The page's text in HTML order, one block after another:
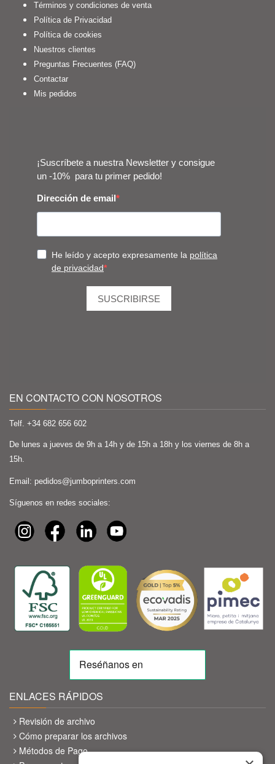
Términos y condiciones de venta
Política de Privacidad
Política de cookies
Nuestros clientes
Preguntas Frecuentes (FAQ)
Contactar
Mis pedidos
EN CONTACTO CON NOSOTROS
Telf. +34 682 656 602
De lunes a jueves de 9h a 14h y de 15h a 18h y los viernes de 8h a
15h.
Email: pedidos@jumboprinters.com
Síguenos en redes sociales:
ENLACES RÁPIDOS
Revisión de archivo
Cómo preparar los archivos
Métodos de Pago